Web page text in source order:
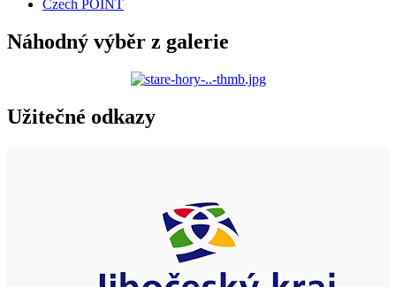
Czech POINT
Náhodný výběr z galerie
Užitečné odkazy